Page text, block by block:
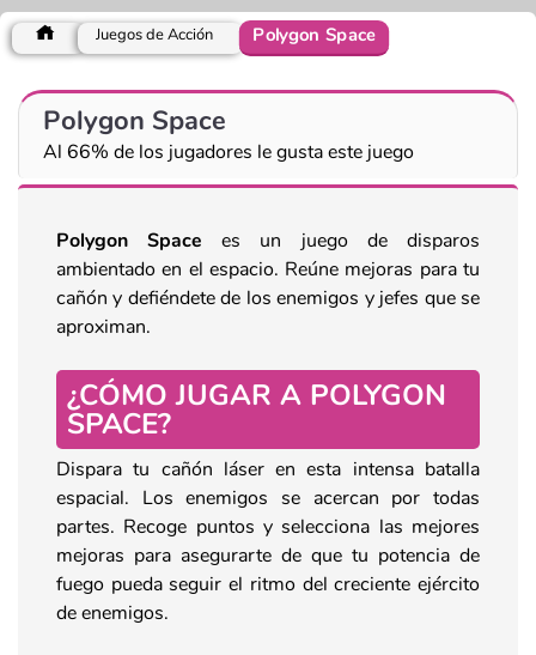
Juegos de Acción Polygon Space
Polygon Space
Al 66% de los jugadores le gusta este juego
Polygon Space es un juego de disparos
ambientado en el espacio. Reúne mejoras para tu
cañón y defiéndete de los enemigos y jefes que se
aproximan.
¿CÓMO JUGAR A POLYGON
SPACE?
Dispara tu cañón láser en esta intensa batalla
espacial. Los enemigos se acercan por todas
partes. Recoge puntos y selecciona las mejores
mejoras para asegurarte de que tu potencia de
fuego pueda seguir el ritmo del creciente ejército
de enemigos.